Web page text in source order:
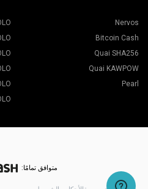
Nervos
Bitcoin Cash
Quai SHA256
Quai KAWPOW
Pearl
متوافق تمامًا: